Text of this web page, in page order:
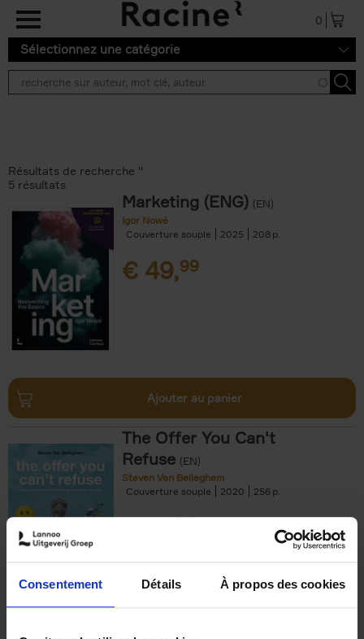
Consentement Détails À propos des cookies
Aller au contenu principal
0
Sélectionnez une catégorie
Résultats de recherche ''
5 résultats
Marketing (ENG) (EN)
Igor Nowé
Couverture souple
2025 208
€ 49,99
Ajouter au panier
The Offer You Can't
Refuse (EN)
Steven Van Belleghem
Couverture souple
2020 256
€37,50